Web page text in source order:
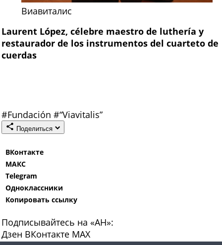
Виавиталис
Laurent López, célebre maestro de luthería y
restaurador de los instrumentos del cuarteto de
cuerdas
#Fundación #“Viavitalis”
Поделиться
ВКонтакте
МАКС
Telegram
Одноклассники
Копировать ссылку
Подписывайтесь на «АН»:
Дзен ВКонтакте МАХ